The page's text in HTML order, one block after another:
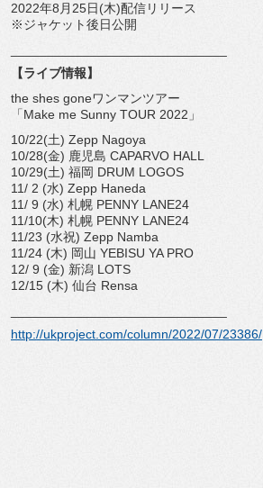
2022年8月25日(木)配信リリース
※ジャケット後日公開
【ライブ情報】
the shes goneワンマンツアー
「Make me Sunny TOUR 2022」
10/22(土) Zepp Nagoya
10/28(金) 鹿児島 CAPARVO HALL
10/29(土) 福岡 DRUM LOGOS
11/ 2 (水) Zepp Haneda
11/ 9 (水) 札幌 PENNY LANE24
11/10(木) 札幌 PENNY LANE24
11/23 (水祝) Zepp Namba
11/24 (木) 岡山 YEBISU YA PRO
12/ 9 (金) 新潟 LOTS
12/15 (木) 仙台 Rensa
http://ukproject.com/column/2022/07/23386/